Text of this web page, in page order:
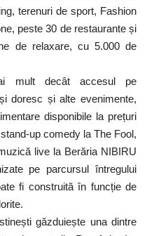
terenuri de sport, Fashion
peste 30 de restaurante și
de relaxare, cu 5.000 de
mult decât accesul pe
doresc și alte evenimente,
disponibile la prețuri
up comedy la The Fool,
live la Berăria NIBIRU
pe parcursul întregului
fi construită în funcție de
găzduiește una dintre